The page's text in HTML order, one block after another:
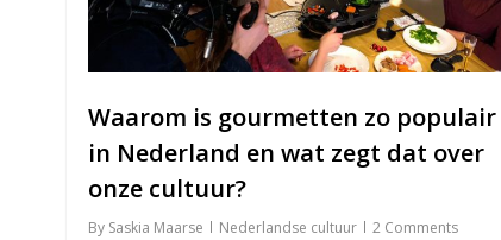
Waarom is gourmetten zo populair
in Nederland en wat zegt dat over
onze cultuur?
By Saskia Maarse Nederlandse cultuur 2 Comments